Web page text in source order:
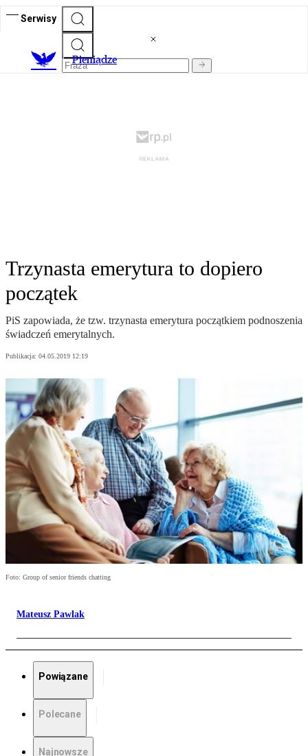
Serwisy
Pieniądze
Trzynasta emerytura to dopiero
początek
PiS zapowiada, że tzw. trzynasta emerytura początkiem podnoszenia
świadczeń emerytalnych.
Publikacja: 04.05.2019 12:19
Foto: Group of senior friends chatting
Mateusz Pawlak
Powiązane
Polecane
Najnowsze